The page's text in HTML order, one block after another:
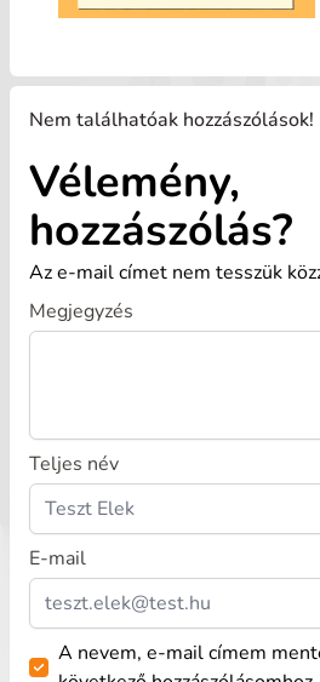
Nem találhatóak hozzászólások!
Vélemény,
hozzászólás?
Az e-mail címet nem tesszük
Megjegyzés
Teljes név
E-mail
A nevem, e-mail címem